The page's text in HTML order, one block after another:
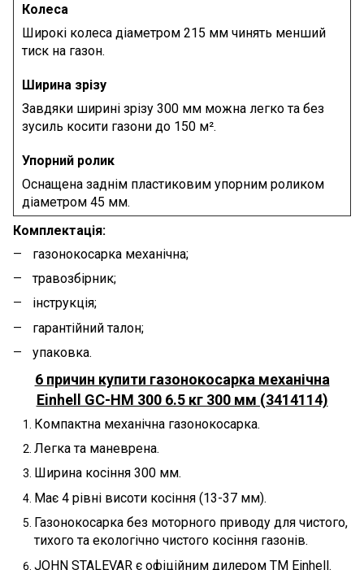
Колеса
Широкі колеса діаметром 215 мм чинять менший
тиск на газон.
Ширина зрізу
Завдяки ширині зрізу 300 мм можна легко та без
зусиль косити газони до 150 м².
Упорний ролик
Оснащена заднім пластиковим упорним роликом
діаметром 45 мм.
Комплектація:
газонокосарка механічна;
травозбірник;
інструкція;
гарантійний талон;
упаковка.
6 причин купити газонокосарка механічна
Einhell GC-HM 300 6.5 кг 300 мм (3414114)
Компактна механічна газонокосарка.
Легка та маневрена.
Ширина косіння 300 мм.
Має 4 рівні висоти косіння (13-37 мм).
Газонокосарка без моторного приводу для чистого,
тихого та екологічно чистого косіння газонів.
JOHN STALEVAR є офіційним дилером ТМ Einhell.